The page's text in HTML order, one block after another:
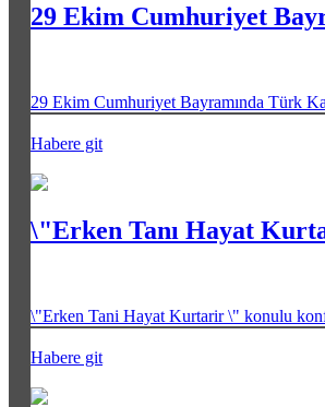
29 Ekim Cumhuriyet
29 Ekim Cumhuriyet Bayramında Türk
Habere git
\"Erken Tanı Hayat
\"Erken Tani Hayat Kurtarir \" konulu
Habere git